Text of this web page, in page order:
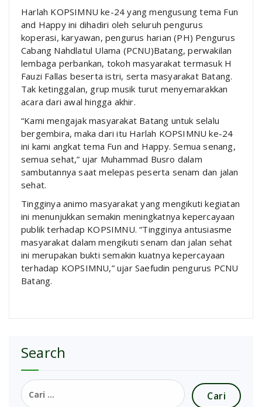
Harlah KOPSIMNU ke-24 yang mengusung tema Fun
and Happy ini dihadiri oleh seluruh pengurus
koperasi, karyawan, pengurus harian (PH) Pengurus
Cabang Nahdlatul Ulama (PCNU)Batang, perwakilan
lembaga perbankan, tokoh masyarakat termasuk H
Fauzi Fallas beserta istri, serta masyarakat Batang.
Tak ketinggalan, grup musik turut menyemarakkan
acara dari awal hingga akhir.
“Kami mengajak masyarakat Batang untuk selalu
bergembira, maka dari itu Harlah KOPSIMNU ke-24
ini kami angkat tema Fun and Happy. Semua senang,
semua sehat,” ujar Muhammad Busro dalam
sambutannya saat melepas peserta senam dan jalan
sehat.
Tingginya animo masyarakat yang mengikuti kegiatan
ini menunjukkan semakin meningkatnya kepercayaan
publik terhadap KOPSIMNU. “Tingginya antusiasme
masyarakat dalam mengikuti senam dan jalan sehat
ini merupakan bukti semakin kuatnya kepercayaan
terhadap KOPSIMNU,” ujar Saefudin pengurus PCNU
Batang.
Search
Cari
untuk: